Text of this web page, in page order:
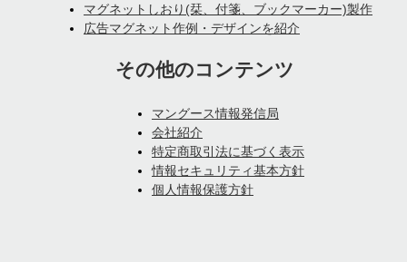
マグネットしおり(栞、付箋、ブックマーカー)製作
広告マグネット作例・デザインを紹介
その他のコンテンツ
マングース情報発信局
会社紹介
特定商取引法に基づく表示
情報セキュリティ基本方針
個人情報保護方針